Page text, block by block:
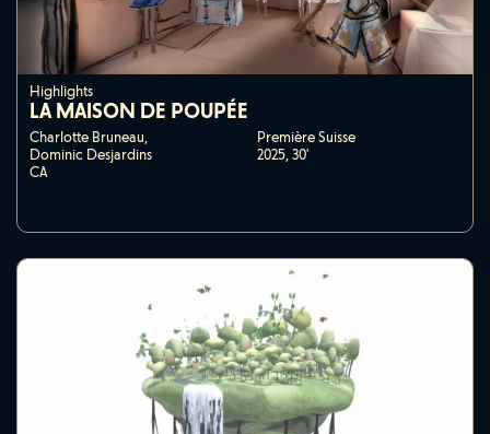
Highlights
LA MAISON DE POUPÉE
Charlotte Bruneau,
Dominic Desjardins
CA
Première Suisse
2025,30'